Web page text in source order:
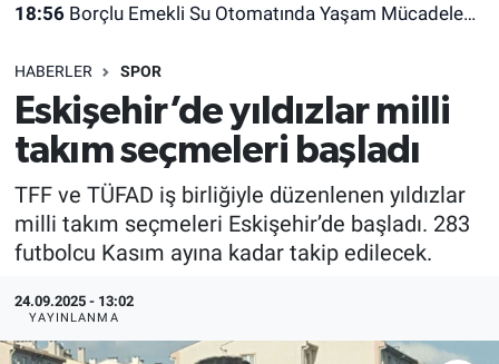
18:56 Borçlu Emekli Su Otomatında Yaşam Mücadelesi Veriyor
HABERLER SPOR
Eskişehir’de yıldızlar milli
takım seçmeleri başladı
TFF ve TÜFAD iş birliğiyle düzenlenen yıldızlar
milli takım seçmeleri Eskişehir’de başladı. 283
futbolcu Kasım ayına kadar takip edilecek.
24.09.2025 - 13:02
YAYINLANMA
Gündem
Türkiye
Dünya
Sağlık
Alış-Veriş/İş dünyası
Eskişehirspor Arşivi
Eskişehir Arşivi
Röportaj
Ekonomi
Kültür Sanat
Süper Lig Puan Durumu ve Fikstür
Tüm Manşetler
Son Dakika Haberleri
Haber Arşivi